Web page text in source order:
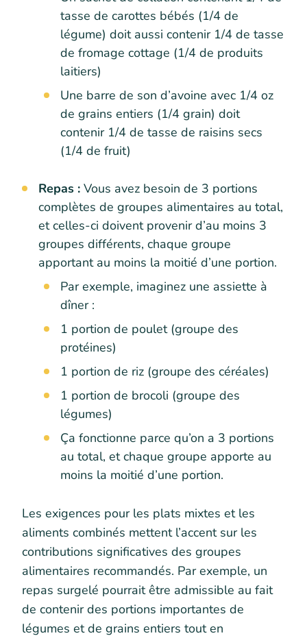
tasse de carottes bébés (1/4 de
légume) doit aussi contenir 1/4 de tasse
de fromage cottage (1/4 de produits
laitiers)
Une barre de son d’avoine avec 1/4 oz
de grains entiers (1/4 grain) doit
contenir 1/4 de tasse de raisins secs
(1/4 de fruit)
Repas : Vous avez besoin de 3 portions
complètes de groupes alimentaires au total,
et celles-ci doivent provenir d’au moins 3
groupes différents, chaque groupe
apportant au moins la moitié d’une portion.
Par exemple, imaginez une assiette à
dîner :
1 portion de poulet (groupe des
protéines)
1 portion de riz (groupe des céréales)
1 portion de brocoli (groupe des
légumes)
Ça fonctionne parce qu’on a 3 portions
au total, et chaque groupe apporte au
moins la moitié d’une portion.
Les exigences pour les plats mixtes et les
aliments combinés mettent l’accent sur les
contributions significatives des groupes
alimentaires recommandés. Par exemple, un
repas surgelé pourrait être admissible au fait
de contenir des portions importantes de
légumes et de grains entiers tout en